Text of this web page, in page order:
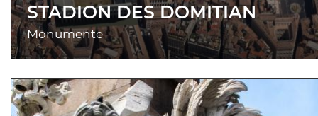
STADION DES DOMITIAN
Monumente